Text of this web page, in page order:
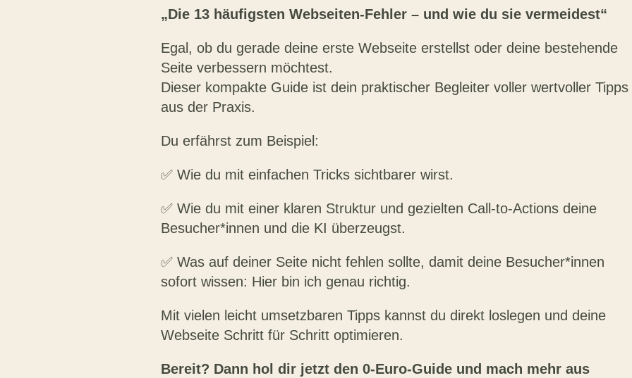
„Die 13 häufigsten Webseiten-Fehler – und wie du sie vermeidest“
Egal, ob du gerade deine erste Webseite erstellst oder deine bestehende
Seite verbessern möchtest.
Dieser kompakte Guide ist dein praktischer Begleiter voller wertvoller Tipps
aus der Praxis.
Du erfährst zum Beispiel:
✅ Wie du mit einfachen Tricks sichtbarer wirst.
✅ Wie du mit einer klaren Struktur und gezielten Call-to-Actions deine
Besucher*innen und die KI überzeugst.
✅ Was auf deiner Seite nicht fehlen sollte, damit deine Besucher*innen
sofort wissen: Hier bin ich genau richtig.
Mit vielen leicht umsetzbaren Tipps kannst du direkt loslegen und deine
Webseite Schritt für Schritt optimieren.
Bereit? Dann hol dir jetzt den 0-Euro-Guide und mach mehr aus